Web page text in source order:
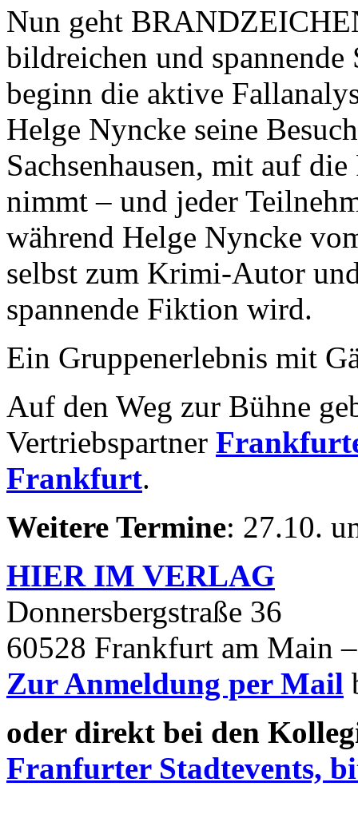
Nun geht
bildreichen und spannende
beginn die aktive
Helge Nyncke seine
Sachsenhausen, mit auf
nimmt – und jeder
während Helge Nyncke
selbst zum Krimi-Autor
spannende Fiktion wird.
Ein Gruppenerlebnis mit
Auf den Weg zur Bühne
Vertriebspartner
Frankfurt.
Weitere Termine: 27.10.
HIER IM VERLAG
Donnersbergstraße 36
60528 Frankfurt am Main
Zur Anmeldung per Mail
oder direkt bei den
Franfurter Stadtevents,